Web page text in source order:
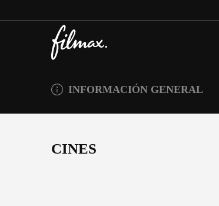
INFORMACIÓN GENERAL
CINES